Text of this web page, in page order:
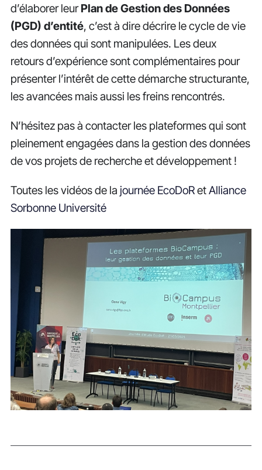
d’élaborer leurPlan de Gestion des Données
(PGD) d’entité, c’est à dire décrire le cycle de vie
des données qui sont manipulées. Les deux
retours d’expérience sont complémentaires pour
présenter l’intérêt de cette démarche structurante,
les avancées mais aussi les freins rencontrés.
N’hésitez pas à contacter les plateformes qui sont
pleinement engagées dans la gestion des données
de vos projets de recherche et développement !
Toutes les vidéos de la journée EcoDoRetAlliance
Sorbonne Université